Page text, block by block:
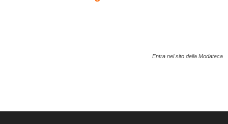
Entra nel sito della Modateca